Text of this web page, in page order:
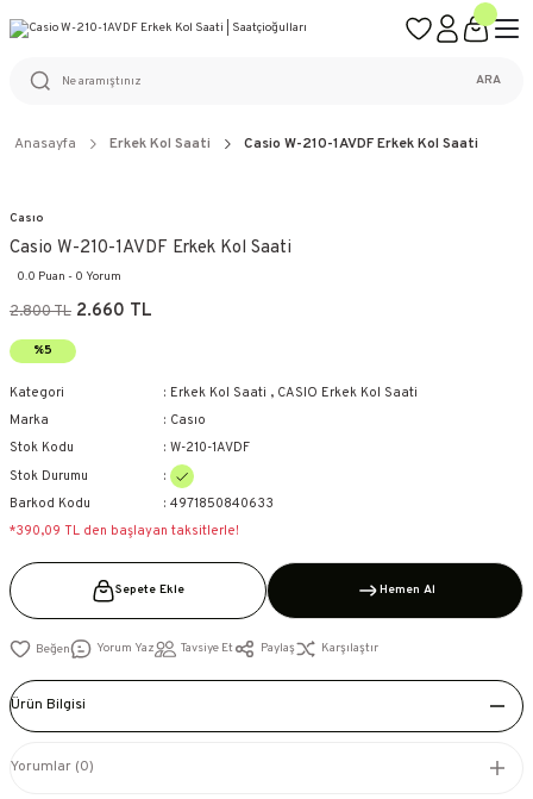
%100 ORİJİNAL ÜRÜN GARANTİSİ
ARA
Anasayfa Erkek Kol Saati Casio W-210-1AVDF Erkek Kol Saati
Casıo
Casio W-210-1AVDF Erkek Kol Saati
0.0 Puan - 0 Yorum
2.800 TL 2.660 TL
%5
Kategori Erkek Kol Saati , CASIO Erkek Kol Saati
Marka
Casıo
Stok Kodu
W-210-1AVDF
Stok Durumu
Barkod Kodu
4971850840633
*390,09 TL den başlayan taksitlerle!
Sepete Ekle Hemen Al
Yorum Yaz Tavsiye Et Paylaş Karşılaştır
Ürün Bilgisi
Yorumlar (0)